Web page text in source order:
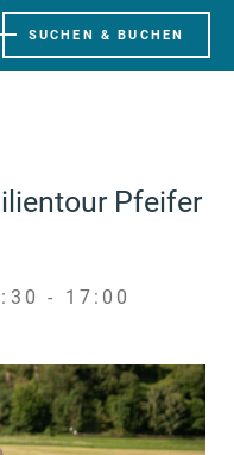
SUCHEN & BUCHEN
Pfeifer
- 17:00